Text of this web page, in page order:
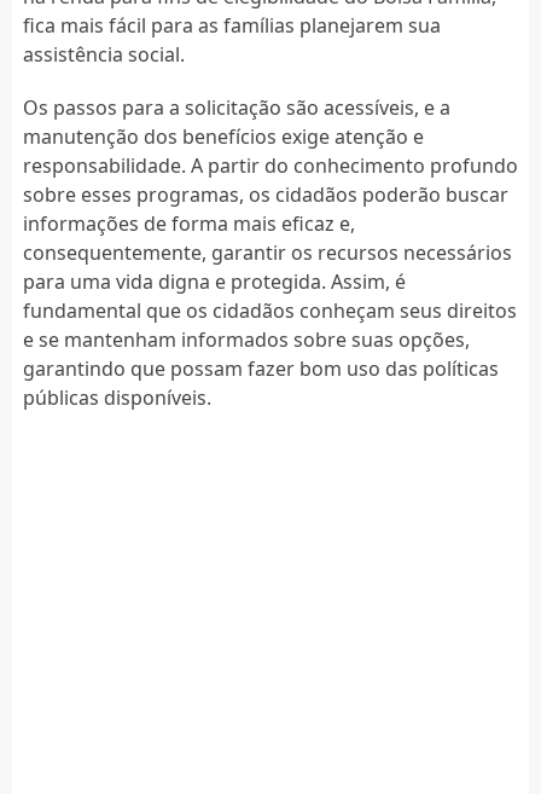
fica mais fácil para as famílias planejarem sua
assistência social.
Os passos para a solicitação são acessíveis, e a
manutenção dos benefícios exige atenção e
responsabilidade. A partir do conhecimento profundo
sobre esses programas, os cidadãos poderão buscar
informações de forma mais eficaz e,
consequentemente, garantir os recursos necessários
para uma vida digna e protegida. Assim, é
fundamental que os cidadãos conheçam seus direitos
e se mantenham informados sobre suas opções,
garantindo que possam fazer bom uso das políticas
públicas disponíveis.